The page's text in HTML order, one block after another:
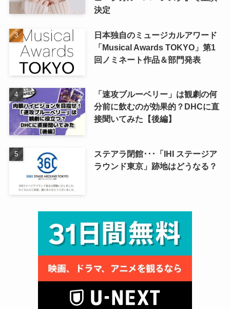
決定
日本独自のミュージカルアワード
「Musical Awards TOKYO」第1
回ノミネート作品＆部門発表
「速攻ブルーベリー」は観劇の何
分前に飲むのが効果的？DHCに直
接聞いてみた【後編】
ステアラ閉館･･･「IHI ステージア
ラウンド東京」跡地はどうなる？